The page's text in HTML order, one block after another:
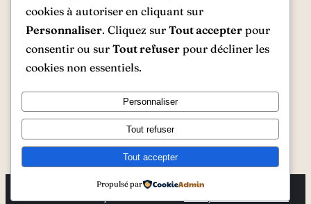
6,60
Commander le livre
Politique de confidentialité
cookies à autoriser en cliquant sur
Personnaliser. Cliquez sur Tout accepter pour
consentir ou sur Tout refuser pour décliner les
cookies non essentiels.
Personnaliser
Tout refuser
Tout accepter
Propulsé par